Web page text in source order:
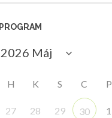
PROGRAM
H K S C P
27 28 29 30 1